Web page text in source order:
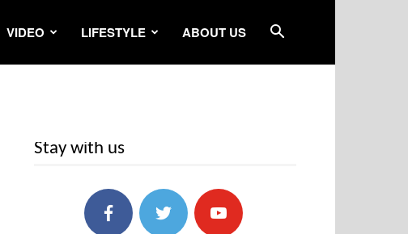
VIDEO LIFESTYLE ABOUT US
Stay with us